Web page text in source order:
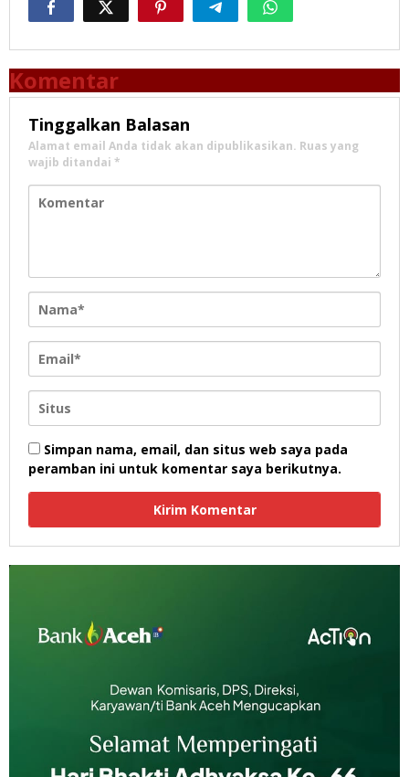
Komentar
Tinggalkan Balasan
Alamat email Anda tidak akan dipublikasikan. Ruas yang
wajib ditandai *
Simpan nama, email, dan situs web saya pada
peramban ini untuk komentar saya berikutnya.